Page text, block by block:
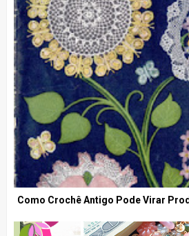
Como Crochê Antigo Pode Virar